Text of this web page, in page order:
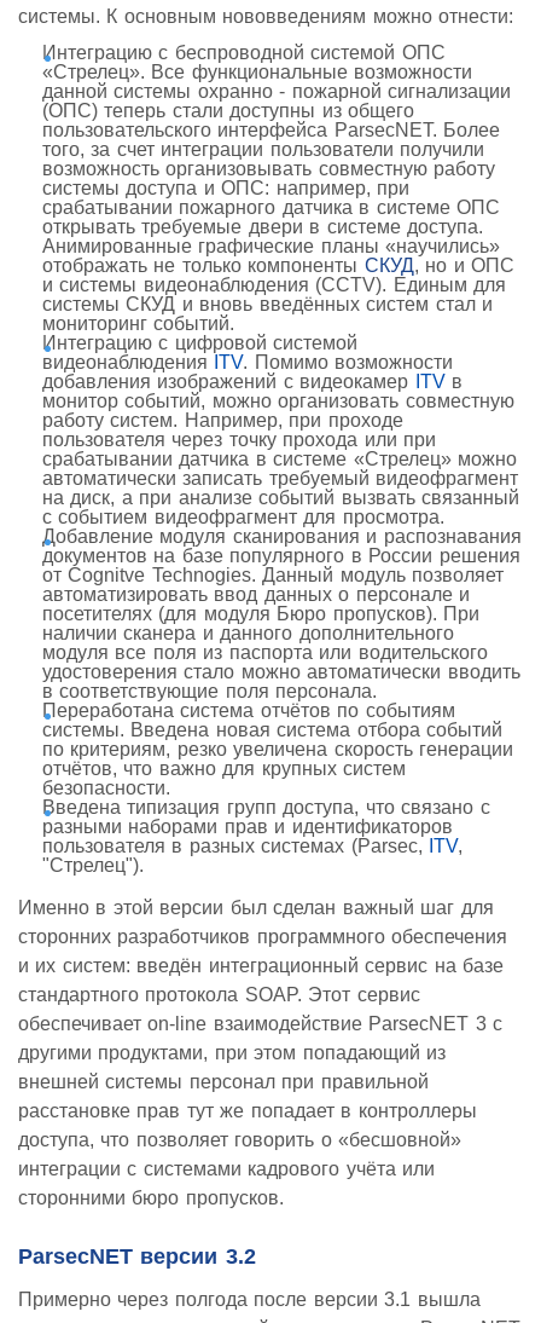
системы. К основным нововведениям можно отнести:
Интеграцию с беспроводной системой ОПС
«Стрелец». Все функциональные возможности
данной системы охранно - пожарной сигнализации
(ОПС) теперь стали доступны из общего
пользовательского интерфейса ParsecNET. Более
того, за счет интеграции пользователи получили
возможность организовывать совместную работу
системы доступа и ОПС: например, при
срабатывании пожарного датчика в системе ОПС
открывать требуемые двери в системе доступа.
Анимированные графические планы «научились»
отображать не только компоненты СКУД, но и ОПС
и системы видеонаблюдения (CCTV). Единым для
системы СКУД и вновь введённых систем стал и
мониторинг событий.
Интеграцию с цифровой системой
видеонаблюдения ITV. Помимо возможности
добавления изображений с видеокамер ITVв
монитор событий, можно организовать совместную
работу систем. Например, при проходе
пользователя через точку прохода или при
срабатывании датчика в системе «Стрелец» можно
автоматически записать требуемый видеофрагмент
на диск, а при анализе событий вызвать связанный
с событием видеофрагмент для просмотра.
Добавление модуля сканирования и распознавания
документов на базе популярного в России решения
от Cognitve Technogies. Данный модуль позволяет
автоматизировать ввод данных о персонале и
посетителях (для модуля Бюро пропусков). При
наличии сканера и данного дополнительного
модуля все поля из паспорта или водительского
удостоверения стало можно автоматически вводить
в соответствующие поля персонала.
Переработана система отчётов по событиям
системы. Введена новая система отбора событий
по критериям, резко увеличена скорость генерации
отчётов, что важно для крупных систем
безопасности.
Введена типизация групп доступа, что связано с
разными наборами прав и идентификаторов
пользователя в разных системах (Parsec, ITV,
"Стрелец").
Именно в этой версии был сделан важный шаг для
сторонних разработчиков программного обеспечения
и их систем: введён интеграционный сервис на базе
стандартного протокола SOAP. Этот сервис
обеспечивает on-line взаимодействие ParsecNET 3 с
другими продуктами, при этом попадающий из
внешней системы персонал при правильной
расстановке прав тут же попадает в контроллеры
доступа, что позволяет говорить о «бесшовной»
интеграции с системами кадрового учёта или
сторонними бюро пропусков.
ParsecNET версии 3.2
Примерно через полгода после версии 3.1 вышла